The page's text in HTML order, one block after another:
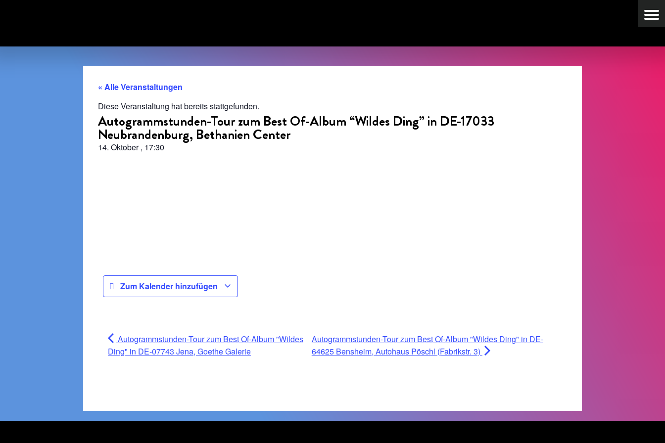
« Alle Veranstaltungen
Diese Veranstaltung hat bereits stattgefunden.
Autogrammstunden-Tour zum Best Of-Album “Wildes Ding” in DE-17033
Neubrandenburg, Bethanien Center
14. Oktober , 17:30
Zum Kalender hinzufügen
Autogrammstunden-Tour zum Best Of-Album "Wildes
Ding" in DE-07743 Jena, Goethe Galerie
Autogrammstunden-Tour zum Best Of-Album "Wildes Ding" in DE-
64625 Bensheim, Autohaus Pöschl (Fabrikstr. 3)